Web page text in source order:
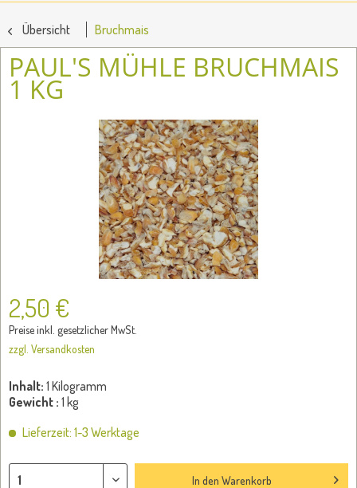
Übersicht Bruchmais
PAUL'S MÜHLE BRUCHMAIS
1 KG
2,50 €
Preise inkl. gesetzlicher MwSt.
zzgl. Versandkosten
Inhalt: 1 Kilogramm
Gewicht : 1 kg
Lieferzeit: 1-3 Werktage
In den Warenkorb